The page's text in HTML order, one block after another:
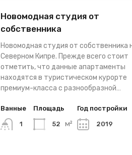
Новомодная студия от
собственника
Новомодная студия от собственника
Северном Кипре. Прежде всего стоит
отметить, что данные апартаменты
находятся в туристическом курорте
премиум-класса с разнообразной…
Ванные
1
Площадь
52 м²
Год постройки
2019